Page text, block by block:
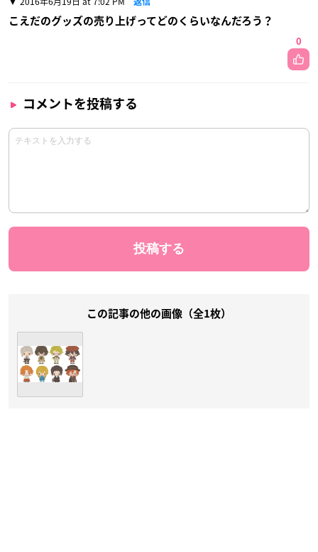
こえだのグッズの売り上げってどのくらいなんだろう？
0
コメントを投稿する
この記事の他の画像（全1枚）